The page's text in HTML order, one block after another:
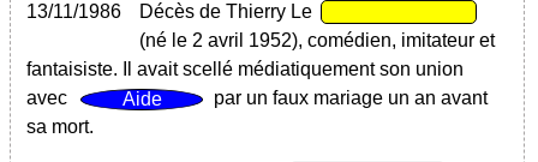
13/11/1986
Décès de Thierry Le
(né le 2 avril 1952), comédien, imitateur et
fantaisiste. Il avait scellé médiatiquement son union
avec
par un faux mariage un an avant
sa mort.